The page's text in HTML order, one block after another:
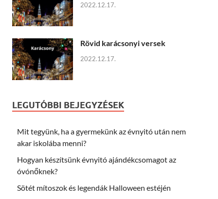
2022.12.17.
Rövid karácsonyi versek
2022.12.17.
LEGUTÓBBI BEJEGYZÉSEK
Mit tegyünk, ha a gyermekünk az évnyitó után nem
akar iskolába menni?
Hogyan készítsünk évnyitó ajándékcsomagot az
óvónőknek?
Sötét mítoszok és legendák Halloween estéjén